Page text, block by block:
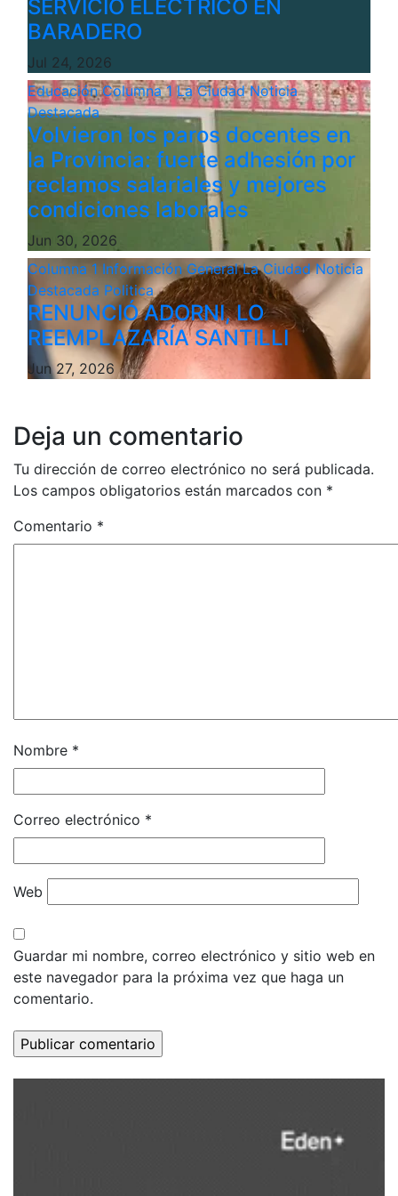
SERVICIO ELÉCTRICO EN
BARADERO
Jul 24, 2026
EducaciónColumna 1 La CiudadNoticia
Destacada
Volvieron los paros docentes en
la Provincia: fuerte adhesión por
reclamos salariales y mejores
condiciones laborales
Jun 30, 2026
Columna 1 Información GeneralLa CiudadNoticia
Destacada Politica
RENUNCIÓ ADORNI, LO
REEMPLAZARÍA SANTILLI
Jun 27, 2026
Deja un comentario
Tu dirección de correo electrónico no será publicada.
Los campos obligatorios están marcados con *
Comentario *
Nombre *
Correo electrónico *
Web
Guardar mi nombre, correo electrónico y sitio web en
este navegador para la próxima vez que haga un
comentario.